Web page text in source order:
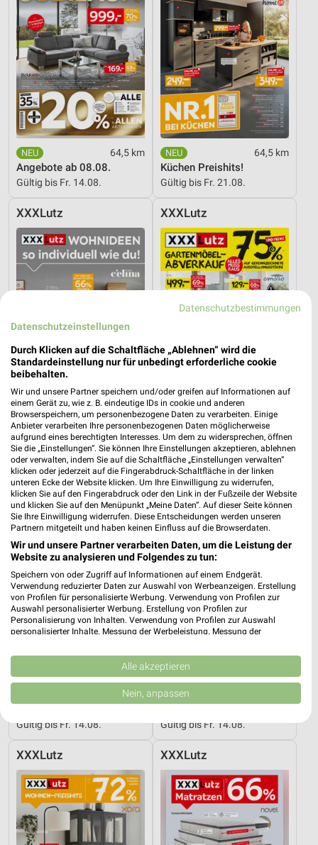
64,5 km
Angebote ab 08.08.
Gültig bis Fr. 14.08.
64,5 km
Küchen Preishits!
Gültig bis Fr. 21.08.
XXXLutz
64,5 km
Wohnideen so individuell wie du!
Gültig bis Fr. 14.08.
XXXLutz
64,5 km
Gartenmöbel-Abverkauf
Gültig bis Fr. 28.08.
XXXLutz
64,5 km
Gültig bis Fr. 14.08.
XXXLutz
Gültig bis Fr. 14.08.
XXXLutz XXXLutz
Datenschutzbestimmungen
Datenschutzeinstellungen
Durch Klicken auf die Schaltfläche „Ablehnen“ wird die
Standardeinstellung nur für unbedingt erforderliche cookie
beibehalten.
Wir und unsere Partner speichern und/oder greifen auf Informationen auf
einem Gerät zu, wie z. B. eindeutige IDs in cookie und anderen
Browserspeichern, um personenbezogene Daten zu verarbeiten. Einige
Anbieter verarbeiten Ihre personenbezogenen Daten möglicherweise
aufgrund eines berechtigten Interesses. Um dem zu widersprechen, öffnen
Sie die „Einstellungen“. Sie können Ihre Einstellungen akzeptieren, ablehnen
oder verwalten, indem Sie auf die Schaltfläche „Einstellungen verwalten“
klicken oder jederzeit auf die Fingerabdruck-Schaltfläche in der linken
unteren Ecke der Website klicken. Um Ihre Einwilligung zu widerrufen,
klicken Sie auf den Fingerabdruck oder den Link in der Fußzeile der Website
und klicken Sie auf den Menüpunkt „Meine Daten“. Auf dieser Seite können
Sie Ihre Einwilligung widerrufen. Diese Entscheidungen werden unseren
Partnern mitgeteilt und haben keinen Einfluss auf die Browserdaten.
Wir und unsere Partner verarbeiten Daten, um die Leistung der
Website zu analysieren und Folgendes zu tun:
Speichern von oder Zugriff auf Informationen auf einem Endgerät.
Verwendung reduzierter Daten zur Auswahl von Werbeanzeigen. Erstellung
von Profilen für personalisierte Werbung. Verwendung von Profilen zur
Auswahl personalisierter Werbung. Erstellung von Profilen zur
Personalisierung von Inhalten. Verwendung von Profilen zur Auswahl
personalisierter Inhalte. Messung der Werbeleistung. Messung der
Kombinationen von Daten aus verschiedenen Quellen. Entwicklung und
Verbesserung der Angebote. Verwendung reduzierter Daten zur Auswahl
von Inhalten.
Daten können außerhalb der Europäischen Union weitergegeben und in die
Website/App.
IAB-Verarbeitungszwecke:
Speichern von oder Zugriff auf Informationen
auf einem Endgerät
Alle akzeptieren
Nein, anpassen